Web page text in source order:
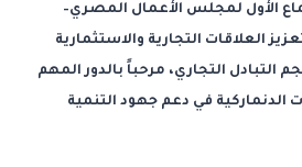
الأول لمجلس الأعمال المصري–
العلاقات التجارية والاستثمارية
التبادل التجاري، مرحباً بالدور المهم
في دعم جهود التنمية